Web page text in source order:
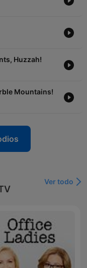
Huzzah!
Mountains!
Ver todo